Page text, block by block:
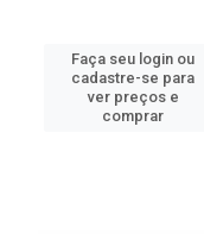
Faça seu login ou
cadastre-se para
ver preços e
comprar